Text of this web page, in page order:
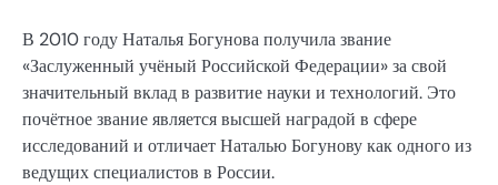
В 2010 году Наталья Богунова получила звание
«Заслуженный учёный Российской Федерации» за свой
значительный вклад в развитие науки и технологий. Это
почётное звание является высшей наградой в сфере
исследований и отличает Наталью Богунову как одного из
ведущих специалистов в России.